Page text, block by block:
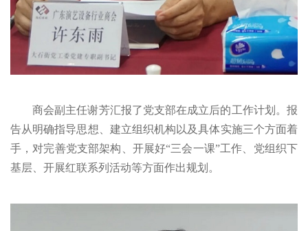
商会副主任谢芳汇报了党支部在成立后的工作计划。报
告从明确指导思想、建立组织机构以及具体实施三个方面着
手，对完善党支部架构、开展好“三会一课”工作、党组织下
基层、开展红联系列活动等方面作出规划。